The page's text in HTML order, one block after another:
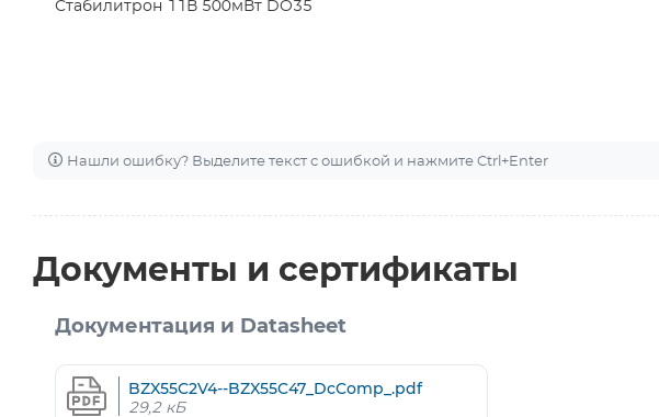
Стабилитрон 11В 500мВт DO35
Нашли ошибку? Выделите текст с ошибкой и нажмите Ctrl+Enter
Документы и сертификаты
Документация и Datasheet
BZX55C2V4--BZX55C47_DcComp_.pdf
29,2 кБ